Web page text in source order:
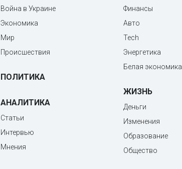
Война в Украине
Экономика
Мир
Происшествия
ПОЛИТИКА
АНАЛИТИКА
Статьи
Интервью
Мнения
Финансы
Авто
Tech
Энергетика
Белая экономика
ЖИЗНЬ
Деньги
Изменения
Образование
Общество